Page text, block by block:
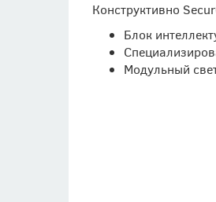
Конструктивно
Блок
Модульный